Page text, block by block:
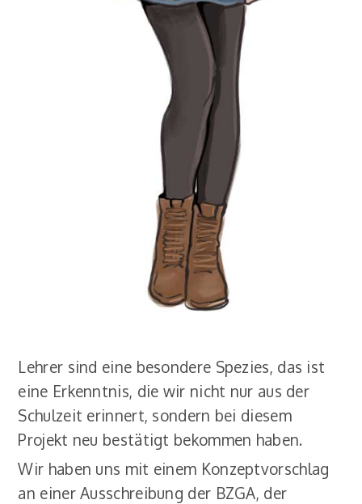
Lehrer sind eine besondere Spezies, das ist
eine Erkenntnis, die wir nicht nur aus der
Schulzeit erinnert, sondern bei diesem
Projekt neu bestätigt bekommen haben.
Wir haben uns mit einem Konzeptvorschlag
an einer Ausschreibung der BZGA, der